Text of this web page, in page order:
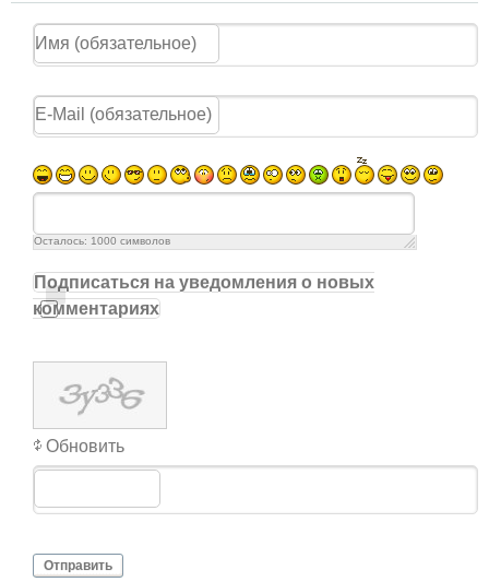
Осталось: 1000 символов
Подписаться на уведомления о новых
комментариях
Обновить
Отправить